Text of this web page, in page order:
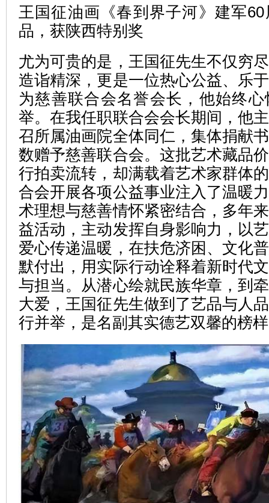
王国征油画《春到界子河》建军
品，获陕西特别奖
尤为可贵的是，王国征先生不仅穷
造诣精深，更是一位热心公益、乐
为慈善联合会名誉会长，他始终
举。在我任职联合会会长期间，他
召所属油画院全体同仁，集体捐献
数赠予慈善联合会。这批艺术藏品
行拍卖流转，却满载着艺术家群体
合会开展各项公益事业注入了温暖
术理想与慈善情怀紧密结合，多年
益活动，主动发挥自身影响力，以
爱心传递温暖，在扶危济困、文化
默付出，用实际行动诠释着新时代
与担当。从潜心绘就民族华章，到
大爱，王国征先生做到了艺品与人
行并举，是名副其实德艺双馨的榜